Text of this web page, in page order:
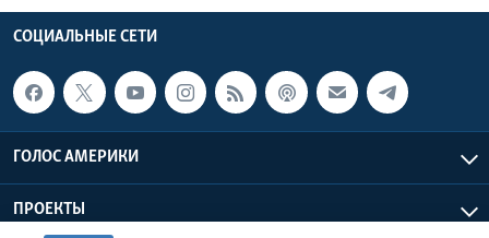
СОЦИАЛЬНЫЕ СЕТИ
ГОЛОС АМЕРИКИ
ПРОЕКТЫ